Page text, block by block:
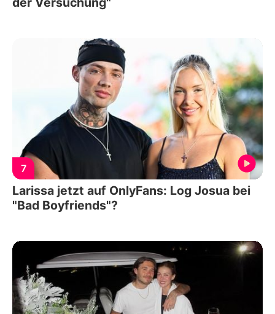
7
Larissa jetzt auf OnlyFans: Log Josua bei
"Bad Boyfriends"?